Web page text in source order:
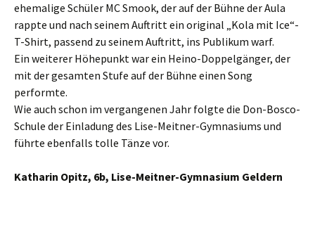
ehemalige Schüler MC Smook, der auf der Bühne der Aula
rappte und nach seinem Auftritt ein original „Kola mit Ice“-
T-Shirt, passend zu seinem Auftritt, ins Publikum warf.
Ein weiterer Höhepunkt war ein Heino-Doppelgänger, der
mit der gesamten Stufe auf der Bühne einen Song
performte.
Wie auch schon im vergangenen Jahr folgte die Don-Bosco-
Schule der Einladung des Lise-Meitner-Gymnasiums und
führte ebenfalls tolle Tänze vor.
Katharin Opitz, 6b, Lise-Meitner-Gymnasium Geldern